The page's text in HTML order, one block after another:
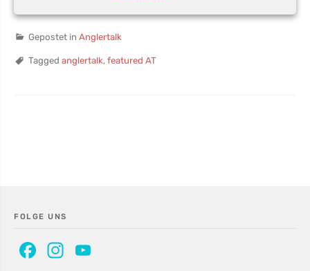
Gepostet in Anglertalk
Tagged anglertalk, featured AT
FOLGE UNS
Facebook
Instagram